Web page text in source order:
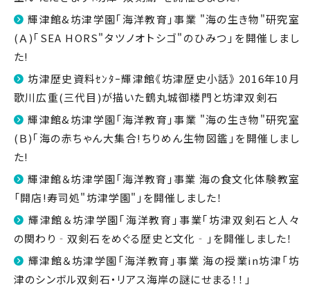
輝津館&坊津学園｢海洋教育｣事業 "海の生き物"研究室
(Ａ)｢SEA HORS"タツノオトシゴ"のひみつ｣を開催しまし
た!
坊津歴史資料ｾﾝﾀｰ輝津館《坊津歴史小話》 2016年10月
歌川広重(三代目)が描いた鶴丸城御楼門と坊津双剣石
輝津館&坊津学園「海洋教育」事業 "海の生き物"研究室
(Ｂ)｢海の赤ちゃん大集合!ちりめん生物図鑑｣を開催しまし
た!
輝津館＆坊津学園「海洋教育」事業 海の食文化体験教室
「開店!寿司処"坊津学園"」を開催しました！
輝津館＆坊津学園｢海洋教育｣事業｢坊津双剣石と人々
の関わり‐双剣石をめぐる歴史と文化‐｣を開催しました！
輝津館＆坊津学園「海洋教育」事業 海の授業in坊津「坊
津のシンボル双剣石・リアス海岸の謎にせまる！！」